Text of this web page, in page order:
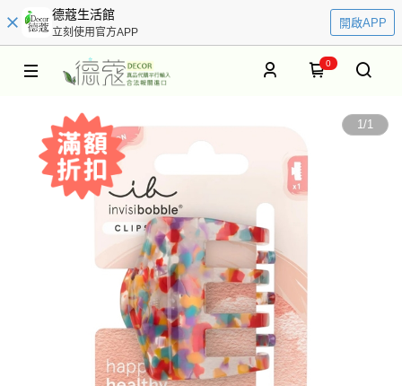
德蔻生活館
立刻使用官方APP
開啟APP
0
1/1